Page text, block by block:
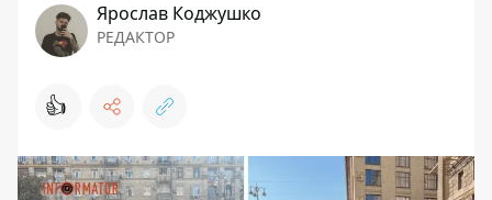
Ярослав Коджушко
РЕДАКТОР
👍